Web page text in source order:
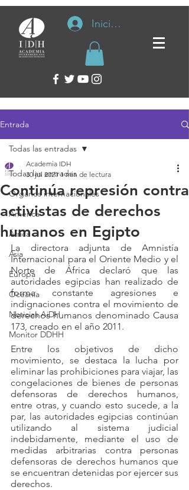
Iniciar sesión
Entrada
Todas las entradas
Organos internacionales
América
África
Asia
Europa
Oceanía
Noticias AiDH
Monitor DDHH
Todas las entradas
Continúa represión contra
activistas de derechos
humanos en Egipto
Academia IDH
30 jul 2021 1 min de lectura
La directora adjunta de Amnistía
Internacional para el Oriente Medio y el
Norte de África declaró que las
autoridades egipcias han realizado de
forma constante agresiones e
indignaciones contra el movimiento de
derechos humanos denominado Causa
173, creado en el año 2011.
Entre los objetivos de dicho
movimiento, se destaca la lucha por
eliminar las prohibiciones para viajar, las
congelaciones de bienes de personas
defensoras de derechos humanos,
entre otras, y cuando esto sucede, a la
par, las autoridades egipcias continúan
utilizando al sistema judicial
indebidamente, mediante el uso de
medidas arbitrarias contra personas
defensoras de derechos humanos que
se encuentran detenidas por ejercer sus
derechos.